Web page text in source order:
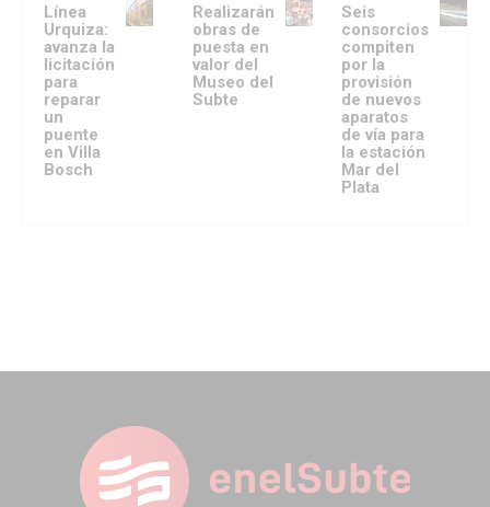
Línea
Urquiza:
avanza la
licitación
para
reparar
un
puente
en Villa
Bosch
Realizarán
obras de
puesta en
valor del
Museo del
Subte
Seis
consorcios
compiten
por la
provisión
de nuevos
aparatos
de vía para
la estación
Mar del
Plata